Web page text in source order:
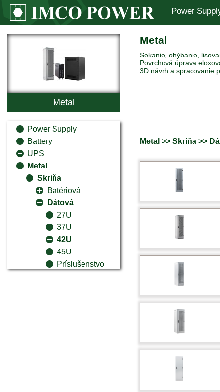
Power
Metal
Power Supply
Battery
UPS
Metal
Skriňa
Batériová
Dátová
27U
37U
42U
45U
Príslušenstvo
Metal
Sekanie, ohýbanie,
Povrchová úprava
3D návrh a spracovanie
Metal >> Skriňa >>